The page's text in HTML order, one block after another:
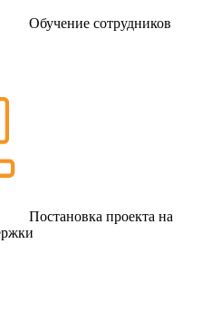
Обучение сотрудников
Постановка проекта на